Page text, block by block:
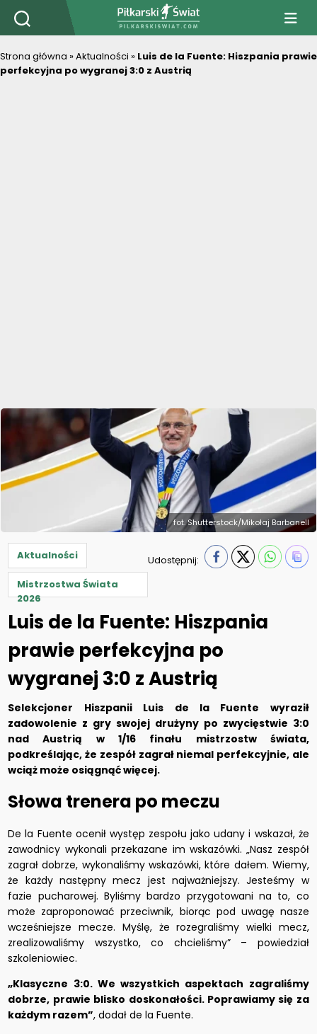
PiłkarskiSwiat.com
Strona główna »Aktualności » Luis de la Fuente: Hiszpania prawie
perfekcyjna po wygranej 3:0 z Austrią
fot. Shutterstock/Mikołaj Barbanell
Aktualności
Mistrzostwa Świata
2026
Udostępnij:
Luis de la Fuente: Hiszpania
prawie perfekcyjna po
wygranej 3:0 z Austrią
Selekcjoner Hiszpanii Luis de la Fuente wyraził
zadowolenie z gry swojej drużyny po zwycięstwie 3:0
nad Austrią w 1/16 finału mistrzostw świata,
podkreślając, że zespół zagrał niemal perfekcyjnie, ale
wciąż może osiągnąć więcej.
Słowa trenera po meczu
De la Fuente ocenił występ zespołu jako udany i wskazał, że
zawodnicy wykonali przekazane im wskazówki. „Nasz zespół
zagrał dobrze, wykonaliśmy wskazówki, które dałem. Wiemy,
że każdy następny mecz jest najważniejszy. Jesteśmy w
fazie pucharowej. Byliśmy bardzo przygotowani na to, co
może zaproponować przeciwnik, biorąc pod uwagę nasze
wcześniejsze mecze. Myślę, że rozegraliśmy wielki mecz,
zrealizowaliśmy wszystko, co chcieliśmy” – powiedział
szkoleniowiec.
„Klasyczne 3:0. We wszystkich aspektach zagraliśmy
dobrze, prawie blisko doskonałości. Poprawiamy się za
każdym razem”, dodał de la Fuente.